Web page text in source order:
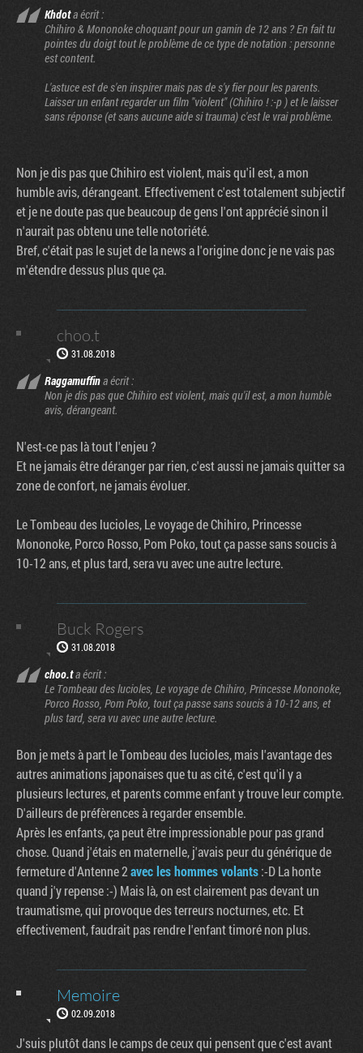
Khdota écrit :
Chihiro & Mononoke choquant pour un gamin de 12 ans ? En fait tu
pointes du doigt tout le problème de ce type de notation : personne
est content.
L'astuce est de s'en inspirer mais pas de s'y fier pour les parents.
Laisser un enfant regarder un film "violent" (Chihiro ! :-p ) et le laisser
sans réponse (et sans aucune aide si trauma) c'est le vrai problème.
Non je dis pas que Chihiro est violent, mais qu'il est, a mon
humble avis, dérangeant. Effectivement c'est totalement subjectif
et je ne doute pas que beaucoup de gens l'ont apprécié sinon il
n'aurait pas obtenu une telle notoriété.
Bref, c'était pas le sujet de la news a l'origine donc je ne vais pas
m'étendre dessus plus que ça.
choo.t
31.08.2018
Raggamuffina écrit :
Non je dis pas que Chihiro est violent, mais qu'il est, a mon humble
avis, dérangeant.
N'est-ce pas là tout l'enjeu ?
Et ne jamais être déranger par rien, c'est aussi ne jamais quitter sa
zone de confort, ne jamais évoluer.
Le Tombeau des lucioles, Le voyage de Chihiro, Princesse
Mononoke, Porco Rosso, Pom Poko, tout ça passe sans soucis à
10-12 ans, et plus tard, sera vu avec une autre lecture.
Buck Rogers
31.08.2018
choo.ta écrit :
Le Tombeau des lucioles, Le voyage de Chihiro, Princesse Mononoke,
Porco Rosso, Pom Poko, tout ça passe sans soucis à 10-12 ans, et
plus tard, sera vu avec une autre lecture.
Bon je mets à part le Tombeau des lucioles, mais l'avantage des
autres animations japonaises que tu as cité, c'est qu'il y a
plusieurs lectures, et parents comme enfant y trouve leur compte.
D'ailleurs de préfèrences à regarder ensemble.
Après les enfants, ça peut être impressionable pour pas grand
chose. Quand j'étais en maternelle, j'avais peur du générique de
fermeture d'Antenne 2avec les hommes volants:-D La honte
quand j'y repense :-) Mais là, on est clairement pas devant un
traumatisme, qui provoque des terreurs nocturnes, etc. Et
effectivement, faudrait pas rendre l'enfant timoré non plus.
Memoire
02.09.2018
J'suis plutôt dans le camps de ceux qui pensent que c'est avant